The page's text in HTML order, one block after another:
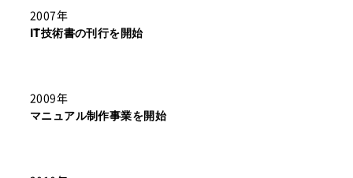
2007年
IT技術書の刊行を開始
2009年
マニュアル制作事業を開始